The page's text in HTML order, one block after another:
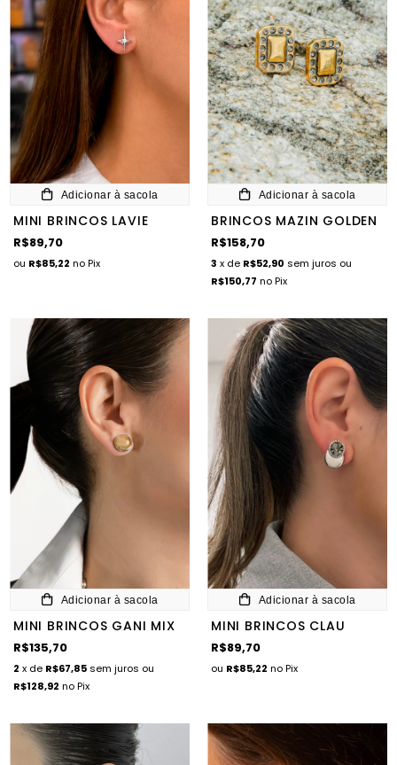
Adicionar à sacola
MINI BRINCOS LAVIE
R$89,70
ou R$85,22 no Pix
Adicionar à sacola
BRINCOS MAZIN GOLDEN
R$158,70
3 x de R$52,90 sem juros ou
R$150,77 no Pix
Adicionar à sacola
MINI BRINCOS GANI MIX
R$135,70
2 x de R$67,85 sem juros ou
R$128,92 no Pix
Adicionar à sacola
MINI BRINCOS CLAU
R$89,70
ou R$85,22 no Pix